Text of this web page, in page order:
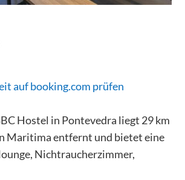
auf booking.com prüfen
Hostel in Pontevedra liegt 29 km
Maritima entfernt und bietet eine
Nichtraucherzimmer,